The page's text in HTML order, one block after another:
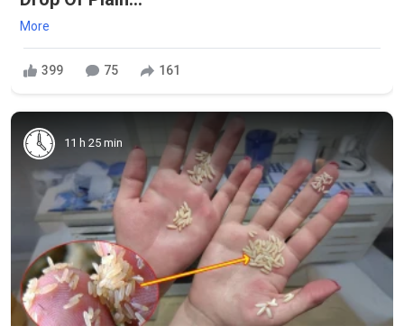
More
399 75 161
11 h 25 min